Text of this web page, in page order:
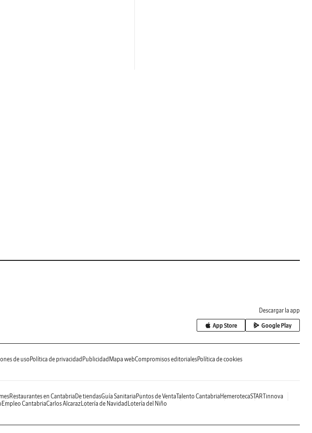
Descargar la app
App Store Google Play
de usoPolítica de privacidad Publicidad Mapa webCompromisos editorialesPolítica de cookies
Restaurantes en Cantabria De tiendasGuía Sanitaria Puntos de VentaTalento Cantabria HemerotecaSTARTinnova
Empleo CantabriaCarlos AlcarazLotería de Navidad Lotería del Niño